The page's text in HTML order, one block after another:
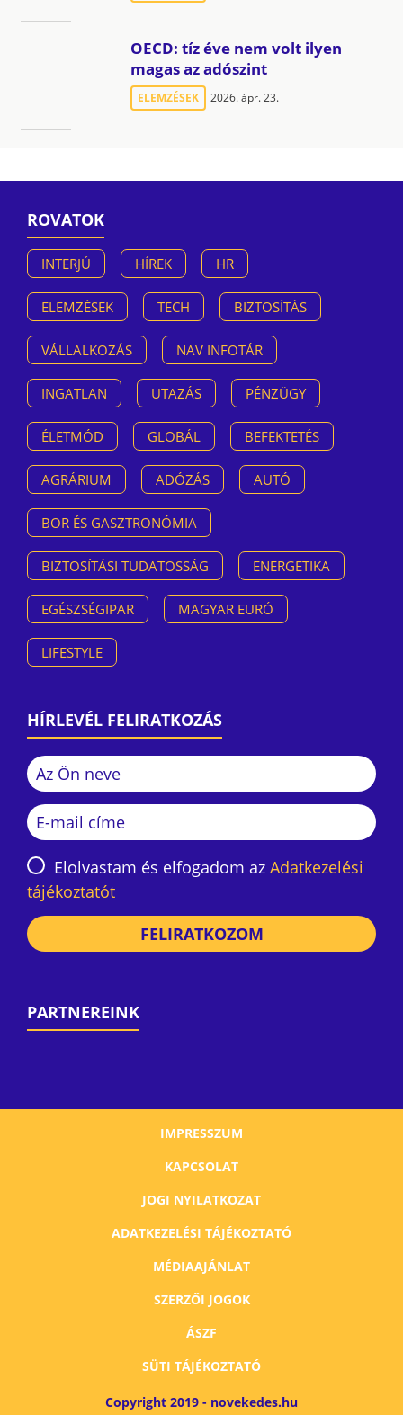
OECD: tíz éve nem volt ilyen
magas az adószint
ELEMZÉSEK 2026. ápr. 23.
ROVATOK
INTERJÚ HÍREK HR
ELEMZÉSEK TECH BIZTOSÍTÁS
VÁLLALKOZÁS NAV INFOTÁR
INGATLAN UTAZÁS PÉNZÜGY
ÉLETMÓD GLOBÁL BEFEKTETÉS
AGRÁRIUM ADÓZÁS AUTÓ
BOR ÉS GASZTRONÓMIA
BIZTOSÍTÁSI TUDATOSSÁG ENERGETIKA
EGÉSZSÉGIPAR MAGYAR EURÓ
LIFESTYLE
HÍRLEVÉL FELIRATKOZÁS
Elolvastam és elfogadom az Adatkezelési
tájékoztatót
FELIRATKOZOM
PARTNEREINK
IMPRESSZUM
KAPCSOLAT
JOGI NYILATKOZAT
ADATKEZELÉSI TÁJÉKOZTATÓ
MÉDIAAJÁNLAT
SZERZŐI JOGOK
ÁSZF
SÜTI TÁJÉKOZTATÓ
Copyright 2019 - novekedes.hu